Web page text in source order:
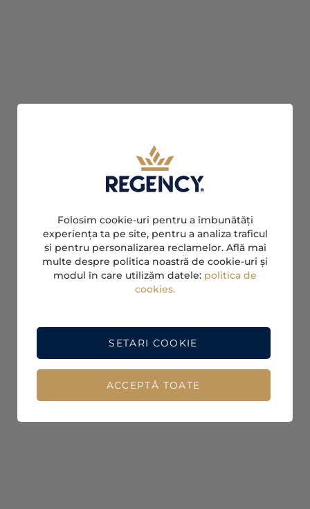
Folosim cookie-uri pentru a îmbunătăți
experiența ta pe site, pentru a analiza traficul
si pentru personalizarea reclamelor. Află mai
multe despre politica noastră de cookie-uri și
modul în care utilizăm datele: politica de
cookies.
ACCEPTĂ TOATE
SETARI COOKIE